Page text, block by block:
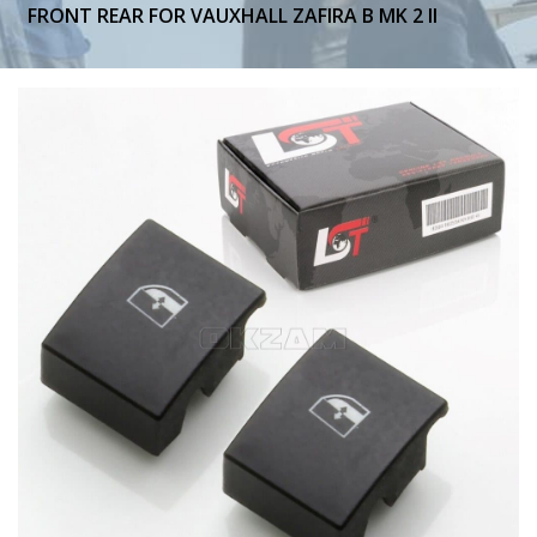
FRONT REAR FOR VAUXHALL ZAFIRA B MK 2 II